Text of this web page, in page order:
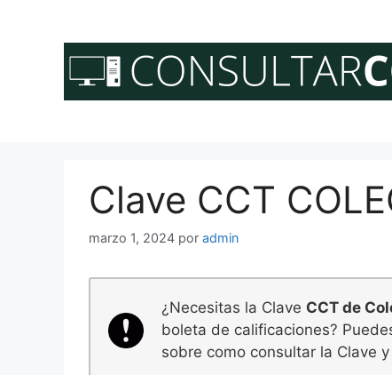
contenido
Clave CCT
marzo 1, 2024 por admin
¿Necesitas la Clave CCT de
boleta de calificaciones?
sobre como consultar la Clave